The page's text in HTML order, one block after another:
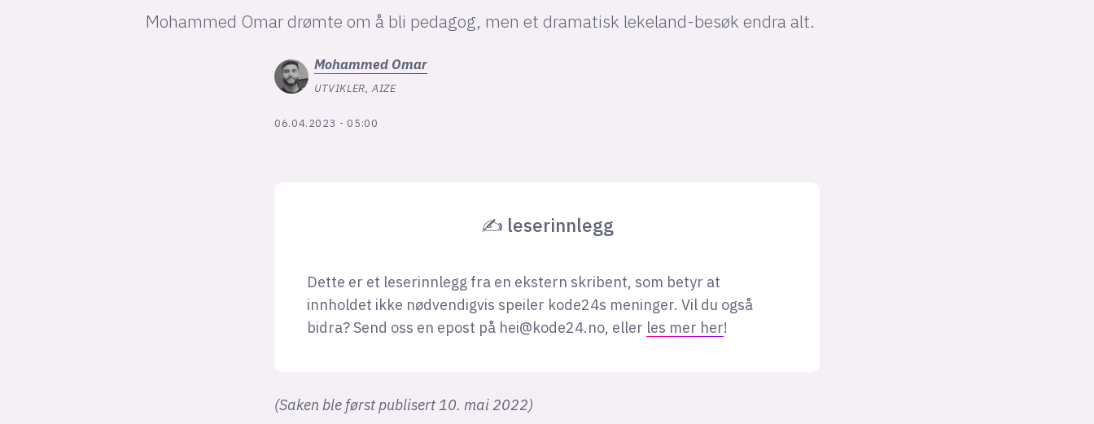
Mohammed Omar drømte om å bli pedagog, men et dramatisk lekeland-besøk endra alt.
Mohammed Omar
UTVIKLER, AIZE
06.04.2023 - 05:00
✍ leserinnlegg
Dette er et leserinnlegg fra en ekstern skribent, som betyr at
innholdet ikke nødvendigvis speiler kode24s meninger. Vil du også
bidra? Send oss en epost på hei@kode24.no, eller les mer her!
(Saken ble først publisert 10. mai 2022)